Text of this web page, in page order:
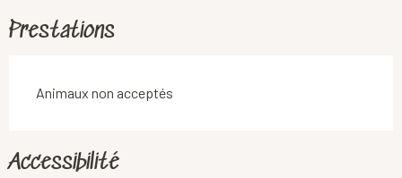
Prestations
Animaux non acceptés
Accessibilité